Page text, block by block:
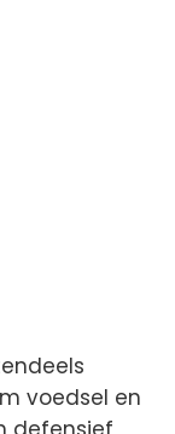
voedsel en